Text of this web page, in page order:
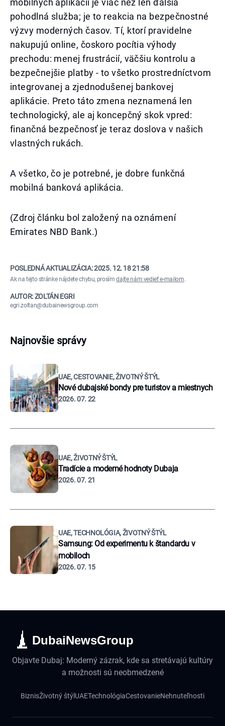
mobilných aplikácií je viac než len ďalšia
pohodlná služba; je to reakcia na bezpečnostné
výzvy moderných časov. Tí, ktorí pravidelne
nakupujú online, čoskoro pocítia výhody
prechodu: menej frustrácií, väčšiu kontrolu a
bezpečnejšie platby - to všetko prostredníctvom
integrovanej a zjednodušenej bankovej
aplikácie. Preto táto zmena neznamená len
technologický, ale aj koncepčný skok vpred:
finančná bezpečnosť je teraz doslova v našich
vlastných rukách.
A všetko, čo je potrebné, je dobre funkčná
mobilná banková aplikácia.
(Zdroj článku bol založený na oznámení
Emirates NBD Bank.)
POSLEDNÁ AKTUALIZÁCIA:2025. 12. 18 21:58
Ak na tejto stránke nájdete chybu, prosímdajte nám vedieť e-mailom.
AUTOR: ZOLTÁN EGRI
egri.zoltan@dubainewsgroup.com
Najnovšie správy
UAE, CESTOVANIE, ŽIVOTNÝ ŠTÝL
Nové dubajské bondy pre turistov a miestnych
2026. 07. 22
UAE, ŽIVOTNÝ ŠTÝL
Tradície a moderné hodnoty Dubaja
2026. 07. 21
UAE, TECHNOLÓGIA, ŽIVOTNÝ ŠTÝL
Samsung: Od experimentu k štandardu v
mobiloch
2026. 07. 15
DubaiNewsGroup
Objavte Dubaj: Moderný zázrak, kde sa stretávajú kultúry
a možnosti sú neobmedzené
BiznisŽivotný štýl UAETechnológiaCestovanieNehnuteľnosti